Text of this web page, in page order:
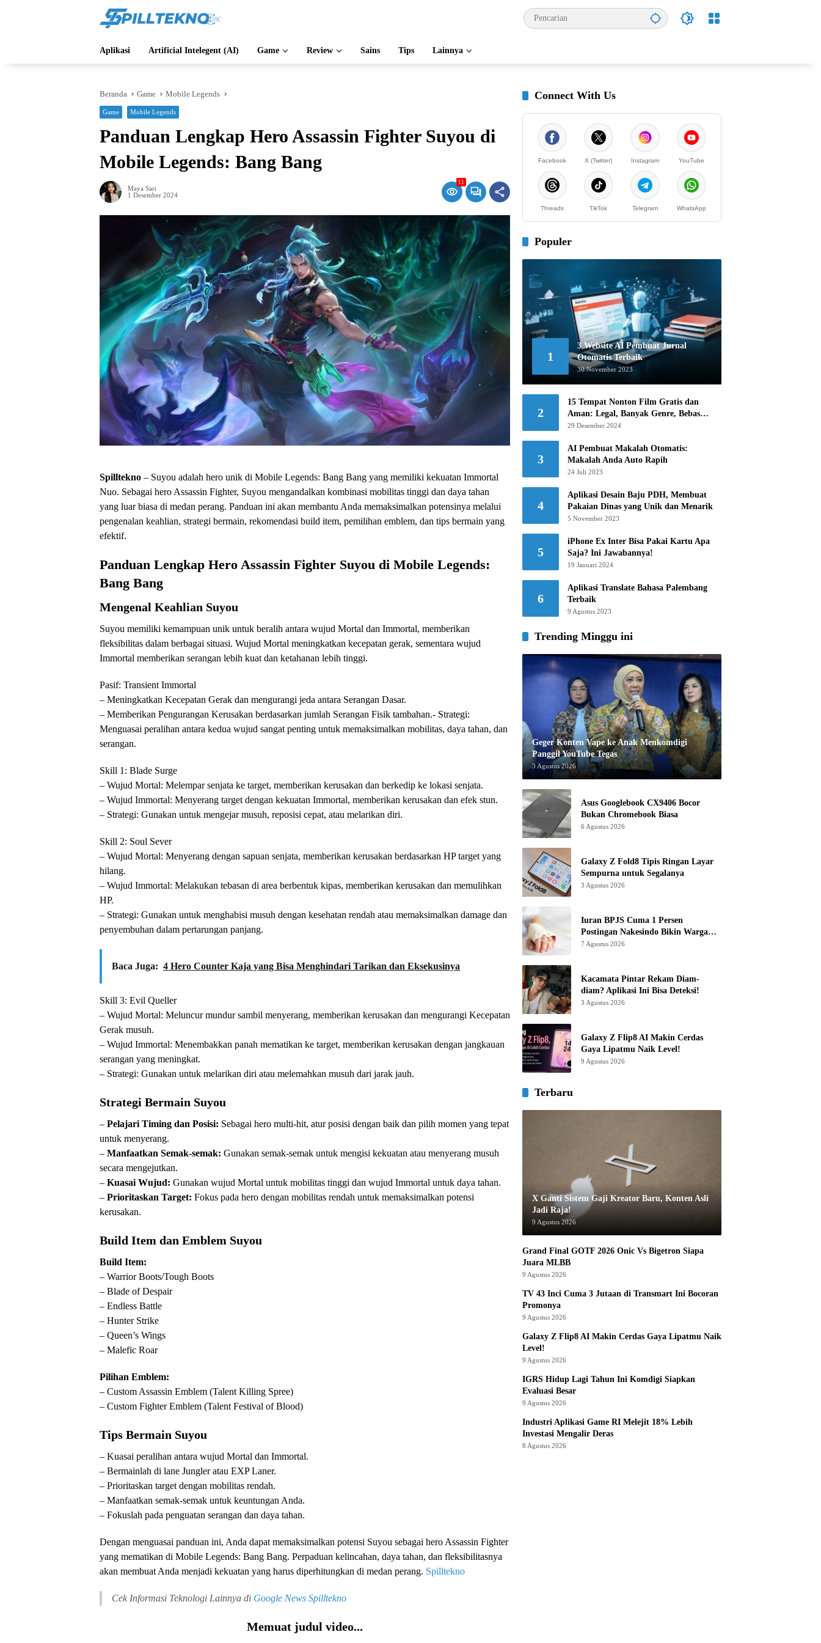
Aplikasi Artificial Intelegent (AI) Game Review Sains Tips Lainnya
Beranda Game Mobile Legends
Game Mobile Legends
Panduan Lengkap Hero Assassin Fighter Suyou di
Mobile Legends: Bang Bang
Maya Sari
1 Desember 2024
11
Spilltekno – Suyou adalah hero unik di Mobile Legends: Bang Bang yang memiliki kekuatan Immortal
Nuo. Sebagai hero Assassin Fighter, Suyou mengandalkan kombinasi mobilitas tinggi dan daya tahan
yang luar biasa di medan perang. Panduan ini akan membantu Anda memaksimalkan potensinya melalui
pengenalan keahlian, strategi bermain, rekomendasi build item, pemilihan emblem, dan tips bermain yang
efektif.
Panduan Lengkap Hero Assassin Fighter Suyou di Mobile Legends:
Bang Bang
Mengenal Keahlian Suyou
Suyou memiliki kemampuan unik untuk beralih antara wujud Mortal dan Immortal, memberikan
fleksibilitas dalam berbagai situasi. Wujud Mortal meningkatkan kecepatan gerak, sementara wujud
Immortal memberikan serangan lebih kuat dan ketahanan lebih tinggi.
Pasif: Transient Immortal
– Meningkatkan Kecepatan Gerak dan mengurangi jeda antara Serangan Dasar.
– Memberikan Pengurangan Kerusakan berdasarkan jumlah Serangan Fisik tambahan.- Strategi:
Menguasai peralihan antara kedua wujud sangat penting untuk memaksimalkan mobilitas, daya tahan, dan
serangan.
Skill 1: Blade Surge
– Wujud Mortal: Melempar senjata ke target, memberikan kerusakan dan berkedip ke lokasi senjata.
– Wujud Immortal: Menyerang target dengan kekuatan Immortal, memberikan kerusakan dan efek stun.
– Strategi: Gunakan untuk mengejar musuh, reposisi cepat, atau melarikan diri.
Skill 2: Soul Sever
– Wujud Mortal: Menyerang dengan sapuan senjata, memberikan kerusakan berdasarkan HP target yang
hilang.
– Wujud Immortal: Melakukan tebasan di area berbentuk kipas, memberikan kerusakan dan memulihkan
HP.
– Strategi: Gunakan untuk menghabisi musuh dengan kesehatan rendah atau memaksimalkan damage dan
penyembuhan dalam pertarungan panjang.
Baca Juga: 4 Hero Counter Kaja yang Bisa Menghindari Tarikan dan Eksekusinya
Skill 3: Evil Queller
– Wujud Mortal: Meluncur mundur sambil menyerang, memberikan kerusakan dan mengurangi Kecepatan
Gerak musuh.
– Wujud Immortal: Menembakkan panah mematikan ke target, memberikan kerusakan dengan jangkauan
serangan yang meningkat.
– Strategi: Gunakan untuk melarikan diri atau melemahkan musuh dari jarak jauh.
Strategi Bermain Suyou
– Pelajari Timing dan Posisi: Sebagai hero multi-hit, atur posisi dengan baik dan pilih momen yang tepat
untuk menyerang.
– Manfaatkan Semak-semak: Gunakan semak-semak untuk mengisi kekuatan atau menyerang musuh
secara mengejutkan.
– Kuasai Wujud: Gunakan wujud Mortal untuk mobilitas tinggi dan wujud Immortal untuk daya tahan.
– Prioritaskan Target: Fokus pada hero dengan mobilitas rendah untuk memaksimalkan potensi
kerusakan.
Build Item dan Emblem Suyou
Build Item:
– Warrior Boots/Tough Boots
– Blade of Despair
– Endless Battle
– Hunter Strike
– Queen’s Wings
– Malefic Roar
Pilihan Emblem:
– Custom Assassin Emblem (Talent Killing Spree)
– Custom Fighter Emblem (Talent Festival of Blood)
Tips Bermain Suyou
– Kuasai peralihan antara wujud Mortal dan Immortal.
– Bermainlah di lane Jungler atau EXP Laner.
– Prioritaskan target dengan mobilitas rendah.
– Manfaatkan semak-semak untuk keuntungan Anda.
– Fokuslah pada penguatan serangan dan daya tahan.
Dengan menguasai panduan ini, Anda dapat memaksimalkan potensi Suyou sebagai hero Assassin Fighter
yang mematikan di Mobile Legends: Bang Bang. Perpaduan kelincahan, daya tahan, dan fleksibilitasnya
akan membuat Anda menjadi kekuatan yang harus diperhitungkan di medan perang. Spilltekno
Cek Informasi Teknologi Lainnya di Google News Spilltekno
Memuat judul video...
Connect With Us
Facebook X (Twitter) Instagram YouTube
Threads TikTok Telegram WhatsApp
Populer
1
3 Website AI Pembuat Jurnal
Otomatis Terbaik
30 November 2023
2
15 Tempat Nonton Film Gratis dan
Aman: Legal, Banyak Genre, Bebas
Khawatir!
29 Desember 2024
3
AI Pembuat Makalah Otomatis:
Makalah Anda Auto Rapih
24 Juli 2023
4
Aplikasi Desain Baju PDH, Membuat
Pakaian Dinas yang Unik dan Menarik
5 November 2023
5
iPhone Ex Inter Bisa Pakai Kartu Apa
Saja? Ini Jawabannya!
19 Januari 2024
6
Aplikasi Translate Bahasa Palembang
Terbaik
9 Agustus 2023
Trending Minggu ini
Geger Konten Vape ke Anak Menkomdigi
Panggil YouTube Tegas
3 Agustus 2026
Asus Googlebook CX9406 Bocor
Bukan Chromebook Biasa
6 Agustus 2026
Galaxy Z Fold8 Tipis Ringan Layar
Sempurna untuk Segalanya
3 Agustus 2026
Iuran BPJS Cuma 1 Persen
Postingan Nakesindo Bikin Warganet
Murka
7 Agustus 2026
Kacamata Pintar Rekam Diam-
diam? Aplikasi Ini Bisa Deteksi!
3 Agustus 2026
Galaxy Z Flip8 AI Makin Cerdas
Gaya Lipatmu Naik Level!
9 Agustus 2026
Terbaru
X Ganti Sistem Gaji Kreator Baru, Konten Asli
Jadi Raja!
9 Agustus 2026
Grand Final GOTF 2026 Onic Vs Bigetron Siapa
Juara MLBB
9 Agustus 2026
TV 43 Inci Cuma 3 Jutaan di Transmart Ini Bocoran
Promonya
9 Agustus 2026
Galaxy Z Flip8 AI Makin Cerdas Gaya Lipatmu Naik
Level!
9 Agustus 2026
IGRS Hidup Lagi Tahun Ini Komdigi Siapkan
Evaluasi Besar
9 Agustus 2026
Industri Aplikasi Game RI Melejit 18% Lebih
Investasi Mengalir Deras
8 Agustus 2026